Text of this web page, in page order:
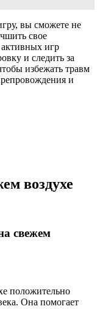
вы сможете не
свое
игр
и следить за
избежать травм
и
воздухе
свежем
положительно
Она помогает